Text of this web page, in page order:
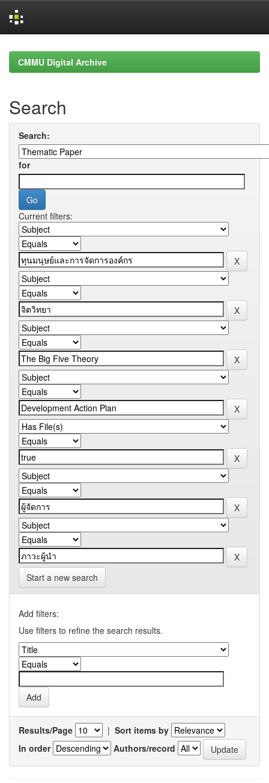
navigationCMMU Digital Archive
Search
Search:
for
Current filters:
Start a new search
Add filters:
Use filters to refine the search results.
Results/Page | Sort items by
In order
Authors/record